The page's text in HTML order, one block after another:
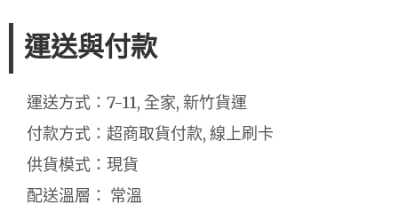
運送與付款
運送方式：7-11, 全家, 新竹貨運
付款方式：超商取貨付款, 線上刷卡
供貨模式：現貨
配送溫層： 常溫